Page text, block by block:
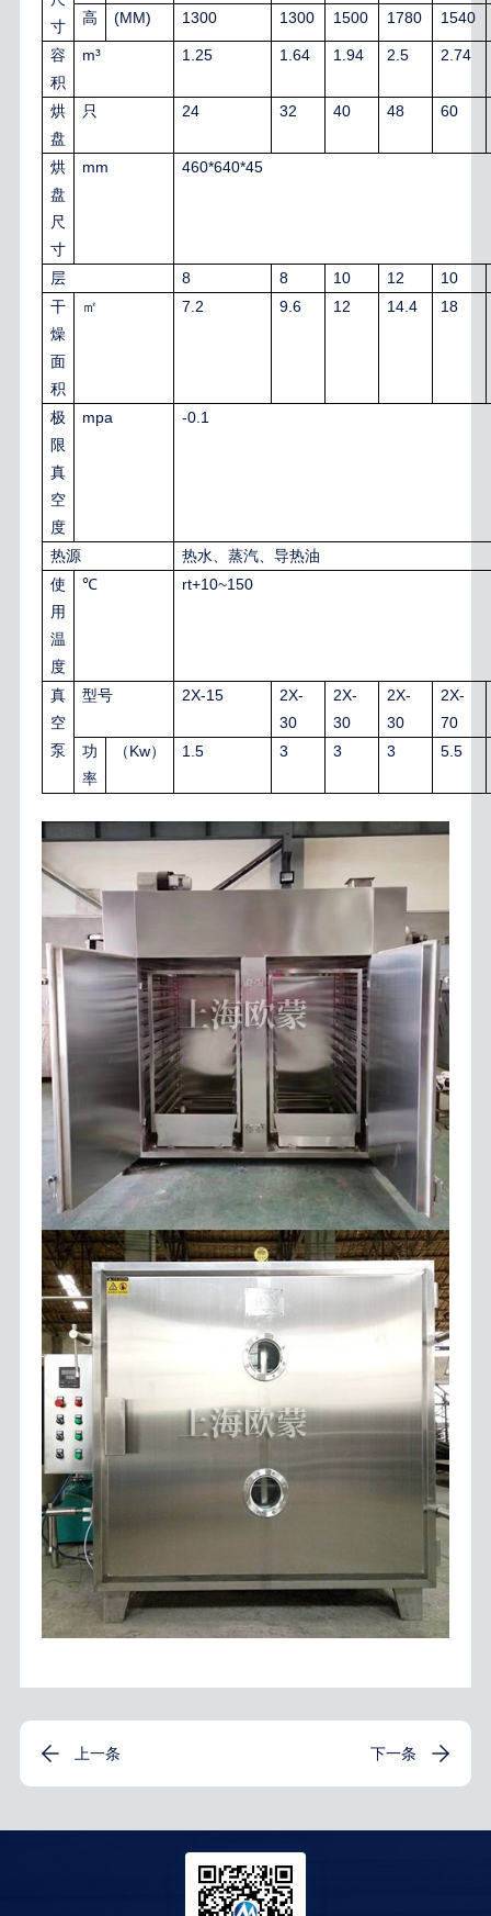
寸
高 (MM) 1300 1300 1500 1780 1540
容
积
m³ 1.25 1.64 1.94 2.5 2.74
烘
盘
只 24 32 40 48 60
烘
盘
尺
寸
mm 460*640*45
层 8 8 10 12 10
干
燥
面
积
㎡ 7.2 9.6 12 14.4 18
极
限
真
空
度
mpa -0.1
热源
热水、蒸汽、导热油
使
用
温
度
℃ rt+10~150
真
空
泵
型号 2X-15
2X-
30
2X-
30
2X-
30
2X-
70
功
率
（ Kw） 1.5 3 3 3 5.5
上一条 下一条